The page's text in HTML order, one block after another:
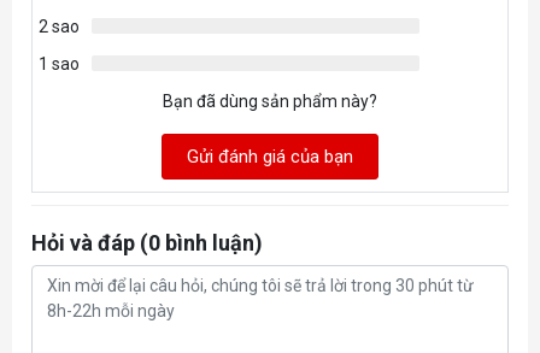
2 sao
1 sao
Bạn đã dùng sản phẩm này?
Gửi đánh giá của bạn
Hỏi và đáp (0 bình luận)